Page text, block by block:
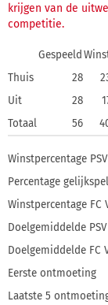
krijgen van de
competitie.
Gespeeld
Thuis
28
Uit
28
Totaal
56
Winstpercentage PSV
Percentage gelijkspel
Winstpercentage FC
Doelgemiddelde PSV
Doelgemiddelde FC
Eerste ontmoeting
Laatste 5